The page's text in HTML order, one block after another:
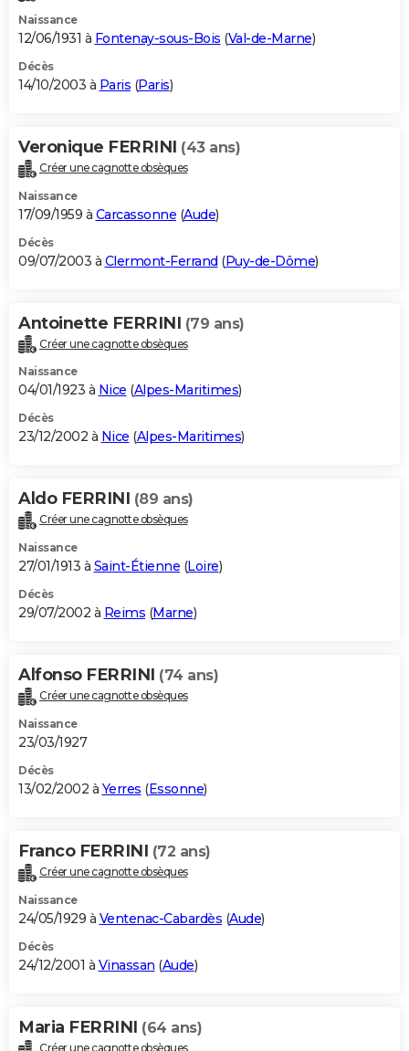
Naissance
12/06/1931 à Fontenay-sous-Bois (Val-de-Marne)
Décès
14/10/2003 à Paris (Paris)
Veronique FERRINI (43 ans)
Créer une cagnotte obsèques
Naissance
17/09/1959 à Carcassonne (Aude)
Décès
09/07/2003 à Clermont-Ferrand (Puy-de-Dôme)
Antoinette FERRINI (79 ans)
Créer une cagnotte obsèques
Naissance
04/01/1923 à Nice (Alpes-Maritimes)
Décès
23/12/2002 à Nice (Alpes-Maritimes)
Aldo FERRINI (89 ans)
Créer une cagnotte obsèques
Naissance
27/01/1913 à Saint-Étienne (Loire)
Décès
29/07/2002 à Reims (Marne)
Alfonso FERRINI (74 ans)
Créer une cagnotte obsèques
Naissance
23/03/1927
Décès
13/02/2002 à Yerres (Essonne)
Franco FERRINI (72 ans)
Créer une cagnotte obsèques
Naissance
24/05/1929 à Ventenac-Cabardès (Aude)
Décès
24/12/2001 à Vinassan (Aude)
Maria FERRINI (64 ans)
Créer une cagnotte obsèques